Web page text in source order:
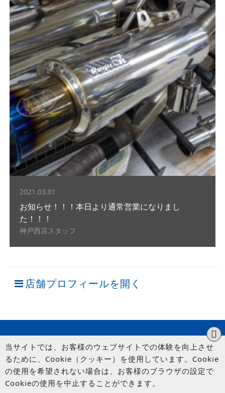
2021.03.01
お知らせ！！！本日より通常営業になりまし
た！！！
神戸西店スタッフ
店舗プロフィールを開く
当サイトでは、お客様のウェブサイトでの体験を向上させ
るために、Cookie（クッキー）を使用しています。Cookie
の使用を希望されない場合は、お客様のブラウザの設定で
Cookieの使用を中止することができます。